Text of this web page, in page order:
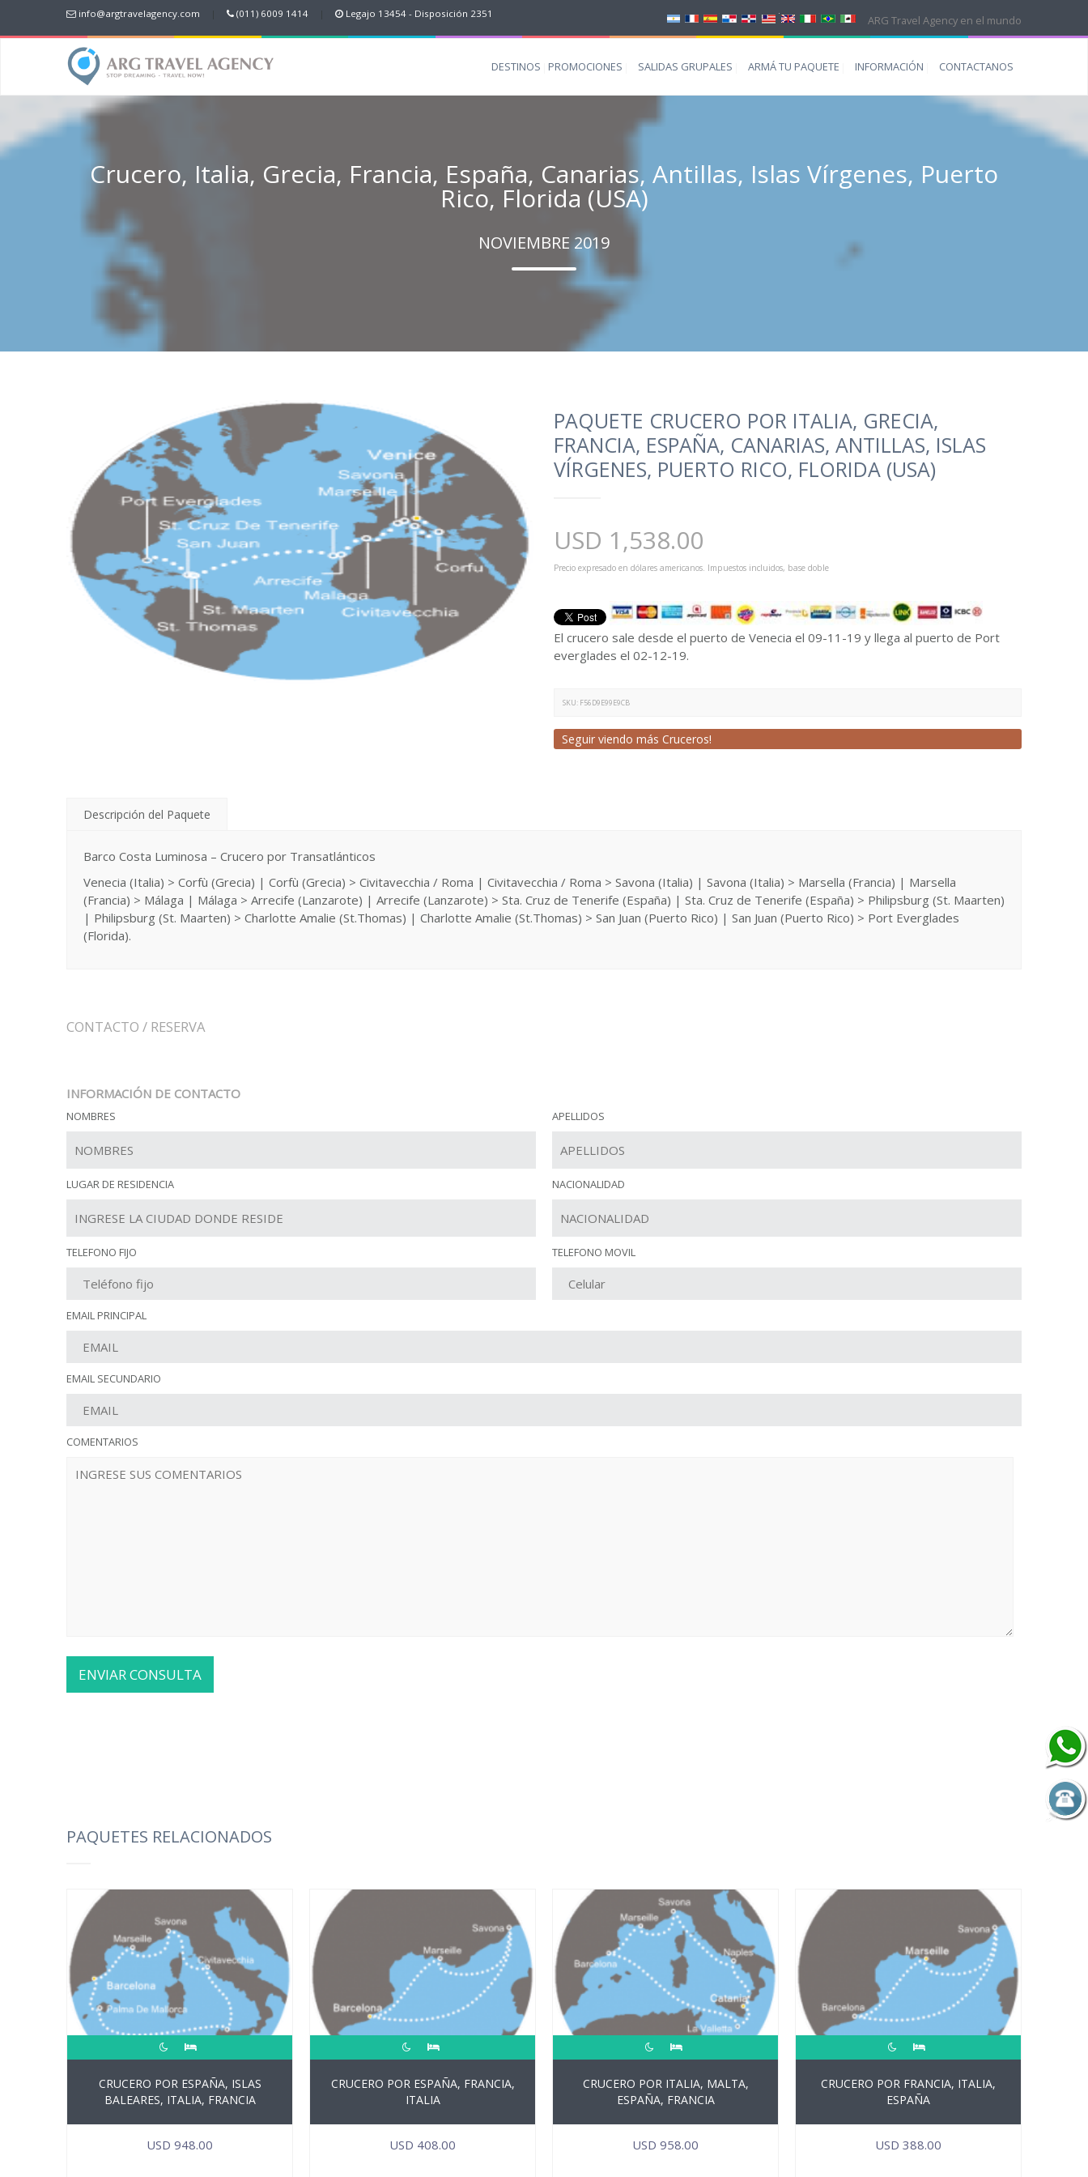
info@argtravelagency.com (011) 6009 1414 Legajo 13454 - Disposición 2351 ARG Travel Agency en el mundo
DESTINOS PROMOCIONES SALIDAS GRUPALES ARMÁ TU PAQUETE INFORMACIÓN CONTACTANOS
Crucero, Italia, Grecia, Francia, España, Canarias, Antillas, Islas Vírgenes, Puerto
Rico, Florida (USA)
NOVIEMBRE 2019
PAQUETE CRUCERO POR ITALIA, GRECIA,
FRANCIA, ESPAÑA, CANARIAS, ANTILLAS, ISLAS
VÍRGENES, PUERTO RICO, FLORIDA (USA)
USD 1,538.00
Precio expresado en dólares americanos. Impuestos incluidos, base doble
El crucero sale desde el puerto de Venecia el 09-11-19 y llega al puerto de Port
everglades el 02-12-19.
SKU: F56D9E99E9CB
Seguir viendo más Cruceros!
Descripción del Paquete
Barco Costa Luminosa – Crucero por Transatlánticos
Venecia (Italia) > Corfù (Grecia) | Corfù (Grecia) > Civitavecchia / Roma | Civitavecchia / Roma > Savona (Italia) | Savona (Italia) > Marsella (Francia) | Marsella
(Francia) > Málaga | Málaga > Arrecife (Lanzarote) | Arrecife (Lanzarote) > Sta. Cruz de Tenerife (España) | Sta. Cruz de Tenerife (España) > Philipsburg (St. Maarten)
| Philipsburg (St. Maarten) > Charlotte Amalie (St.Thomas) | Charlotte Amalie (St.Thomas) > San Juan (Puerto Rico) | San Juan (Puerto Rico) > Port Everglades
(Florida).
CONTACTO / RESERVA
INFORMACIÓN DE CONTACTO
NOMBRES APELLIDOS
LUGAR DE RESIDENCIA NACIONALIDAD
TELEFONO FIJO TELEFONO MOVIL
EMAIL PRINCIPAL
EMAIL SECUNDARIO
COMENTARIOS
PAQUETES RELACIONADOS
CRUCERO POR ESPAÑA, ISLAS
BALEARES, ITALIA, FRANCIA
USD 948.00
CRUCERO POR ESPAÑA, FRANCIA,
ITALIA
USD 408.00
CRUCERO POR ITALIA, MALTA,
ESPAÑA, FRANCIA
USD 958.00
CRUCERO POR FRANCIA, ITALIA,
ESPAÑA
USD 388.00